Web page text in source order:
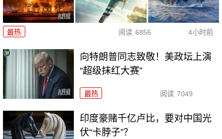
最热 阅读 6856 4小时前
向特朗普同志致敬！美政坛上演
“超级抹红大赛”
最热 阅读 7049
印度豪赌千亿卢比，要对中国光
伏“卡脖子”？